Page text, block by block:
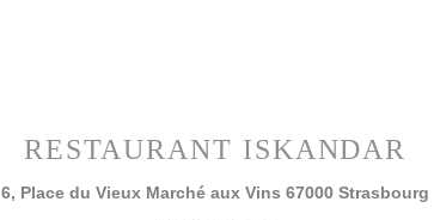
RESTAURANT ISKANDAR
6, Place du Vieux Marché aux Vins 67000 Strasbourg